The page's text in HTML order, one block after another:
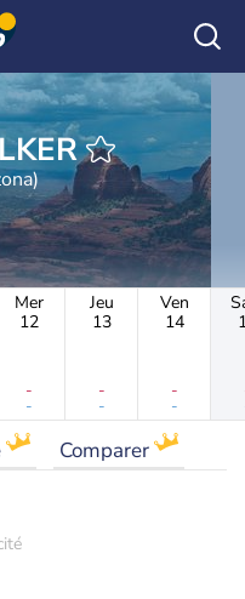
Mer
12
-
-
Jeu
13
-
-
Ven
14
-
-
Comparer